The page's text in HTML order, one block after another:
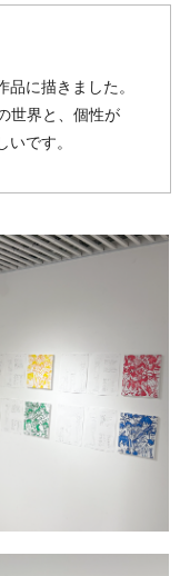
に描きました。
世界と、個性が
です。